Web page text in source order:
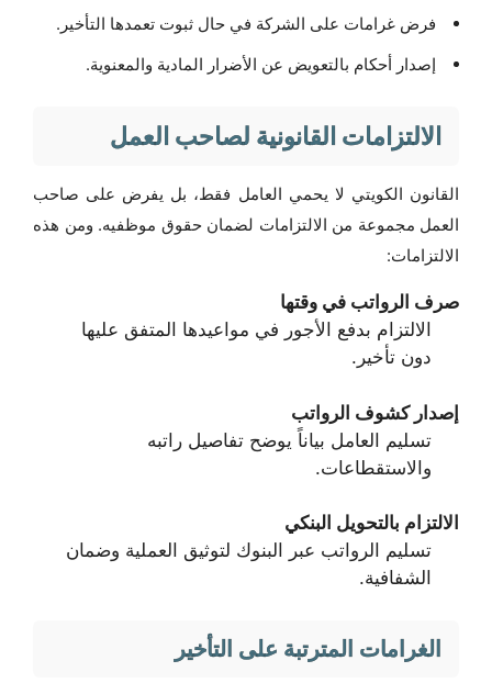
فرض غرامات على الشركة في حال ثبوت تعمدها التأخير.
إصدار أحكام بالتعويض عن الأضرار المادية والمعنوية.
الالتزامات القانونية لصاحب العمل
القانون الكويتي لا يحمي العامل فقط، بل يفرض على صاحب
العمل مجموعة من الالتزامات لضمان حقوق موظفيه. ومن هذه
الالتزامات:
صرف الرواتب في وقتها
الالتزام بدفع الأجور في مواعيدها المتفق عليها
دون تأخير.
إصدار كشوف الرواتب
تسليم العامل بياناً يوضح تفاصيل راتبه
والاستقطاعات.
الالتزام بالتحويل البنكي
تسليم الرواتب عبر البنوك لتوثيق العملية وضمان
الشفافية.
الغرامات المترتبة على التأخير